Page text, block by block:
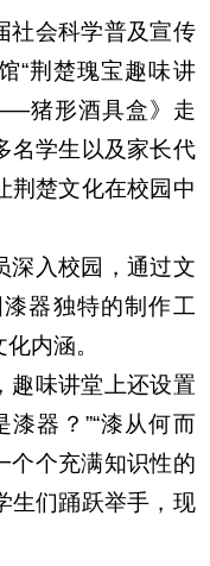
社会科学普及宣传
“荆楚瑰宝趣味讲
猪形酒具盒》走
名学生以及家长代
荆楚文化在校园中
深入校园，通过文
器独特的制作工
内涵。
趣味讲堂上还设置
器？”“漆从何而
个个充满知识性的
生们踊跃举手，现